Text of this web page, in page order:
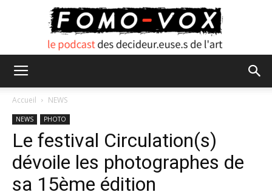
VOX
Accueil NEWS
NEWS PHOTO
Le festival Circulation(s)
dévoile les photographes de
sa 15ème édition